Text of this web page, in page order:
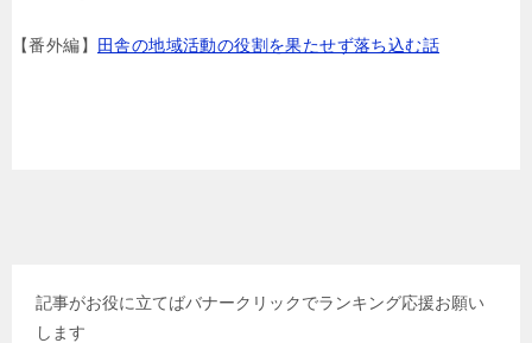
【番外編】 田舎の地域活動の役割を果たせず落ち込む話
記事がお役に立てばバナークリックでランキング応援お願い
します